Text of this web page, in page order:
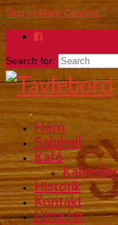
Skip to Main Content
Search for:
Hem
Saluhall
Kafé
Kalender
Historik
Kontakt
Hitta hit